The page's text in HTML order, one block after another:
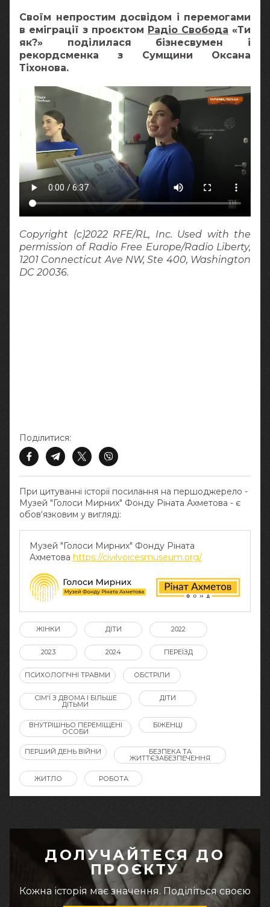
Своїм непростим досвідом і перемогами
в еміграції з проєктом Радіо Свобода «Ти
як?» поділилася бізнесвумен і
рекордсменка з Сумщини Оксана
Тіхонова.
Copyright (c)2022 RFE/RL, Inc. Used with the
permission of Radio Free Europe/Radio Liberty,
1201 Connecticut Ave NW, Ste 400, Washington
DC 20036.
При цитуванні історії посилання на першоджерело -
Музей "Голоси Мирних" Фонду Ріната Ахметова - є
обов‘язковим у вигляді:
Музей "Голоси Мирних" Фонду Ріната
Ахметова https://civilvoicesmuseum.org/
Поділитися:
ЖІНКИ ДІТИ 2022
2023 2024 ПЕРЕЇЗД
ПСИХОЛОГІЧНІ ТРАВМИ ОБСТРІЛИ
СІМ'Ї З ДВОМА І БІЛЬШЕ
ДІТЬМИ
ДІТИ
ВНУТРІШНЬО ПЕРЕМІЩЕНІ
ОСОБИ
БІЖЕНЦІ
ПЕРШИЙ ДЕНЬ ВІЙНИ БЕЗПЕКА ТА
ЖИТТЄЗАБЕЗПЕЧЕННЯ
ЖИТЛО РОБОТА
ДОЛУЧАЙТЕСЯ ДО
ПРОЄКТУ
Кожна історія має значення. Поділіться своєю